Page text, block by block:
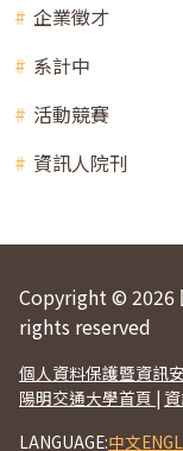
企業徵才
系計中
活動競賽
資訊人院刊
Copyright © 2026
rights reserved
個人資料保護暨資訊
陽明交通大學首頁 |
LANGUAGE:中文